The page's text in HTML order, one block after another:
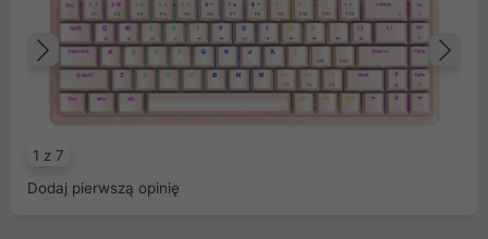
1 z 7
Poprzedni
Dodaj pierwszą opinię